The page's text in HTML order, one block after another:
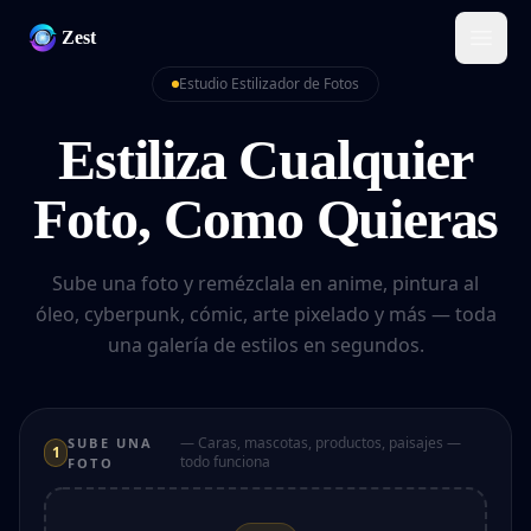
Zest
Estudio Estilizador de Fotos
Estiliza Cualquier
Foto, Como Quieras
Sube una foto y remézclala en anime, pintura al
óleo, cyberpunk, cómic, arte pixelado y más — toda
una galería de estilos en segundos.
1 SUBE UNA
FOTO
— Caras, mascotas, productos, paisajes —
todo funciona